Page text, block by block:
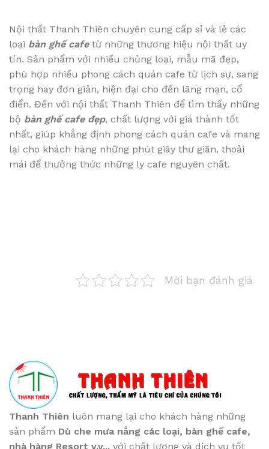
Nội thất Thanh Thiên chuyên cung cấp sỉ và lẻ các
loại bàn ghế cafetừ những thương hiệu nội thất uy
tín. Sản phẩm với nhiều chủng loại, mẫu mã đẹp,
phù hợp nhiều phong cách quán cafe từ lịch sự, sang
trọng hay đơn giản, hiện đại cho đến lãng mạn, cổ
điển. Đến với nội thất Thanh Thiên để tìm thấy những
bộ bàn ghế cafe đẹp, chất lượng với giá thành tốt
nhất, giúp khẳng định phong cách quán cafe và mang
lại cho khách hàng những phút giây thư giãn, thoải
mái để thưởng thức những ly cafe nguyên chất.
Mời bạn đánh giá
Thanh Thiên luôn mang lại cho khách hàng những
sản phẩm Dù che mưa nắng các loại, bàn ghế cafe,
nhà hàng Resort v.v... với chất lượng và dịch vụ tốt